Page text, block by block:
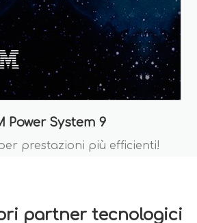
Power System 9
prestazioni più efficienti!
partner tecnologici